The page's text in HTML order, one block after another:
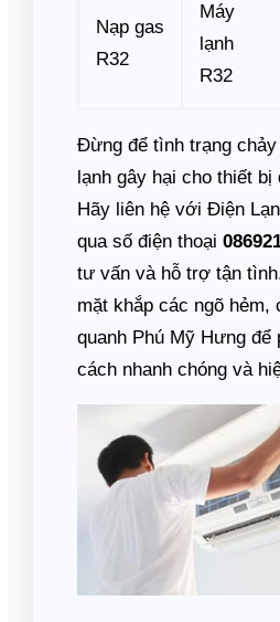
Nạp gas
R32
Máy
lạnh
R32
Đừng để tình trạng
lạnh gây hại cho thiết bị
Hãy liên hệ với Điện
qua số điện thoại
tư vấn và hỗ trợ tận
mặt khắp các ngõ hẻm,
quanh Phú Mỹ Hưng để
cách nhanh chóng và